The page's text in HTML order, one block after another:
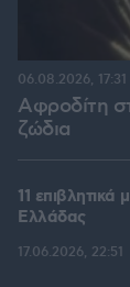
Αφροδίτη
ζώδια
06.08.2026, 17:31
11
Ελλάδας
17.06.2026, 22:51